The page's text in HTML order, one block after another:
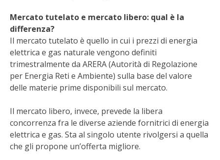
MEDICINA DEI SEMPLICI
SCONTI NOVEMBRE
COMPO
HUSQVARNA
ZAPI GARDEN
BENZA
Mercato tutelato e mercato libero: qual è la
differenza?
Il mercato tutelato è quello in cui i prezzi di energia
elettrica e gas naturale vengono definiti
trimestralmente da ARERA (Autorità di Regolazione
per Energia Reti e Ambiente) sulla base del valore
delle materie prime disponibili sul mercato.
Il mercato libero, invece, prevede la libera
concorrenza fra le diverse aziende fornitrici di energia
elettrica e gas. Sta al singolo utente rivolgersi a quella
che gli propone un’offerta migliore.